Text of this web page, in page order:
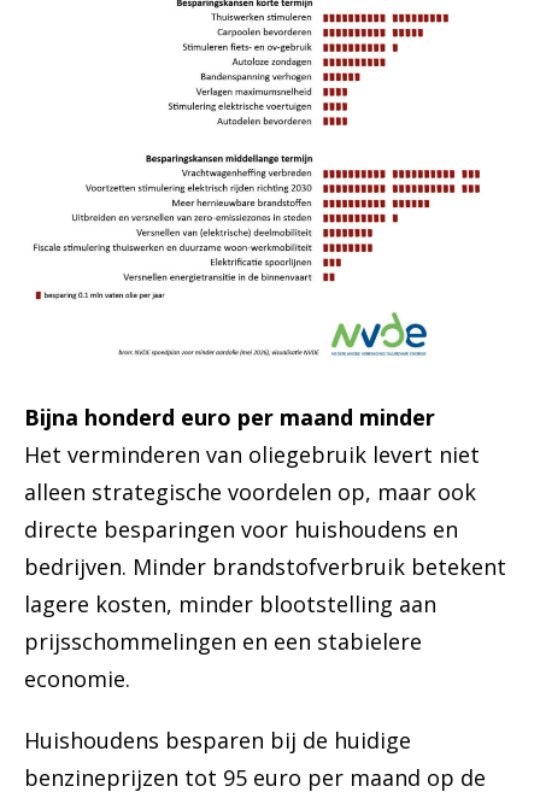
Bijna honderd euro per maand minder
Het verminderen van oliegebruik levert niet
alleen strategische voordelen op, maar ook
directe besparingen voor huishoudens en
bedrijven. Minder brandstofverbruik betekent
lagere kosten, minder blootstelling aan
prijsschommelingen en een stabielere
economie.
Huishoudens besparen bij de huidige
benzineprijzen tot 95 euro per maand op de